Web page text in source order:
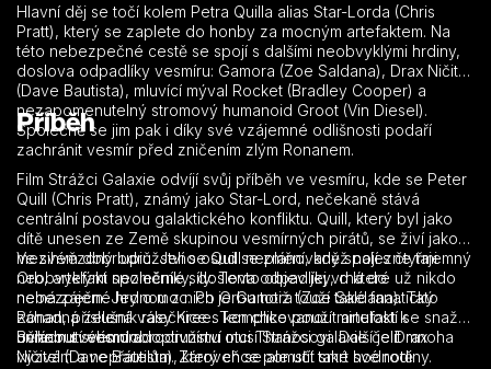
Hlavní děj se točí kolem Petra Quilla alias Star-Lorda (Chris
Pratt), který se zaplete do honby za mocným artefaktem. Na
této nebezpečné cestě se spojí s dalšími neobvyklými hrdiny,
doslova odpadlíky vesmíru: Gamora (Zoe Saldana), Drax Ničitel
(Dave Bautista), mluvící mýval Rocket (Bradley Cooper) a
nezapomenutelný stromový humanoid Groot (Vin Diesel).
Společně se jim pak i díky své vzájemné odlišnosti podaří
zachránit vesmír před zničením zlým Ronanem.
Příběh
Film Strážci Galaxie odvíjí svůj příběh ve vesmíru, kde se Peter
Quill (Chris Pratt), známý jako Star-Lord, nečekaně stává
centrální postavou galaktického konfliktu. Quill, který byl jako
dítě unesen ze Země skupinou vesmírných pirátů, se živí jako
mezihvězdný lupič. Jeho osud se změní, když nalezne tajemný
Orb, artefakt nezměrné síly. Tento objev jej vrhá do
nebezpečné hry o moc. Po Orbu totiž touží také fanatický
Ronan, příslušník rasy Kree. Ten chce použít artefakt k
ovládnutí vesmíru.
Ve svém dobrodružství se Quill neplánovaně spojí s čtyřmi
neobvyklými společníky, doslova odpadlíky, o které už nikdo
nemá zájem. Jednou z nich je Gamora (Zoe Saldana). Tato
záhadná zelená válečnice s komplikovanou minulostí se snaží
uniknout svému adoptivnímu otci Thanosovi. Další je Drax
Ničitel (Dave Bautista), který chce pomstít smrt své rodiny.
Během svého dobrodružství musí Strážci galaxie čelit mnoha
výzvám a nepřátelům. Zároveň se ale učí také hodnotě